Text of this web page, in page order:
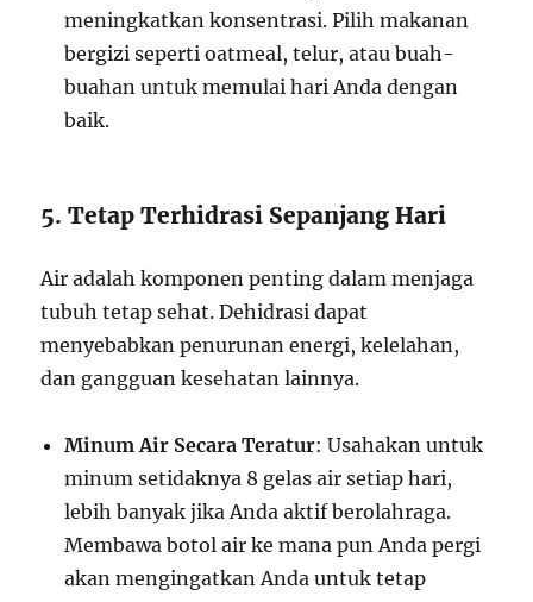
meningkatkan konsentrasi. Pilih makanan
bergizi seperti oatmeal, telur, atau buah-
buahan untuk memulai hari Anda dengan
baik.
5. Tetap Terhidrasi Sepanjang Hari
Air adalah komponen penting dalam menjaga
tubuh tetap sehat. Dehidrasi dapat
menyebabkan penurunan energi, kelelahan,
dan gangguan kesehatan lainnya.
Minum Air Secara Teratur: Usahakan untuk
minum setidaknya 8 gelas air setiap hari,
lebih banyak jika Anda aktif berolahraga.
Membawa botol air ke mana pun Anda pergi
akan mengingatkan Anda untuk tetap